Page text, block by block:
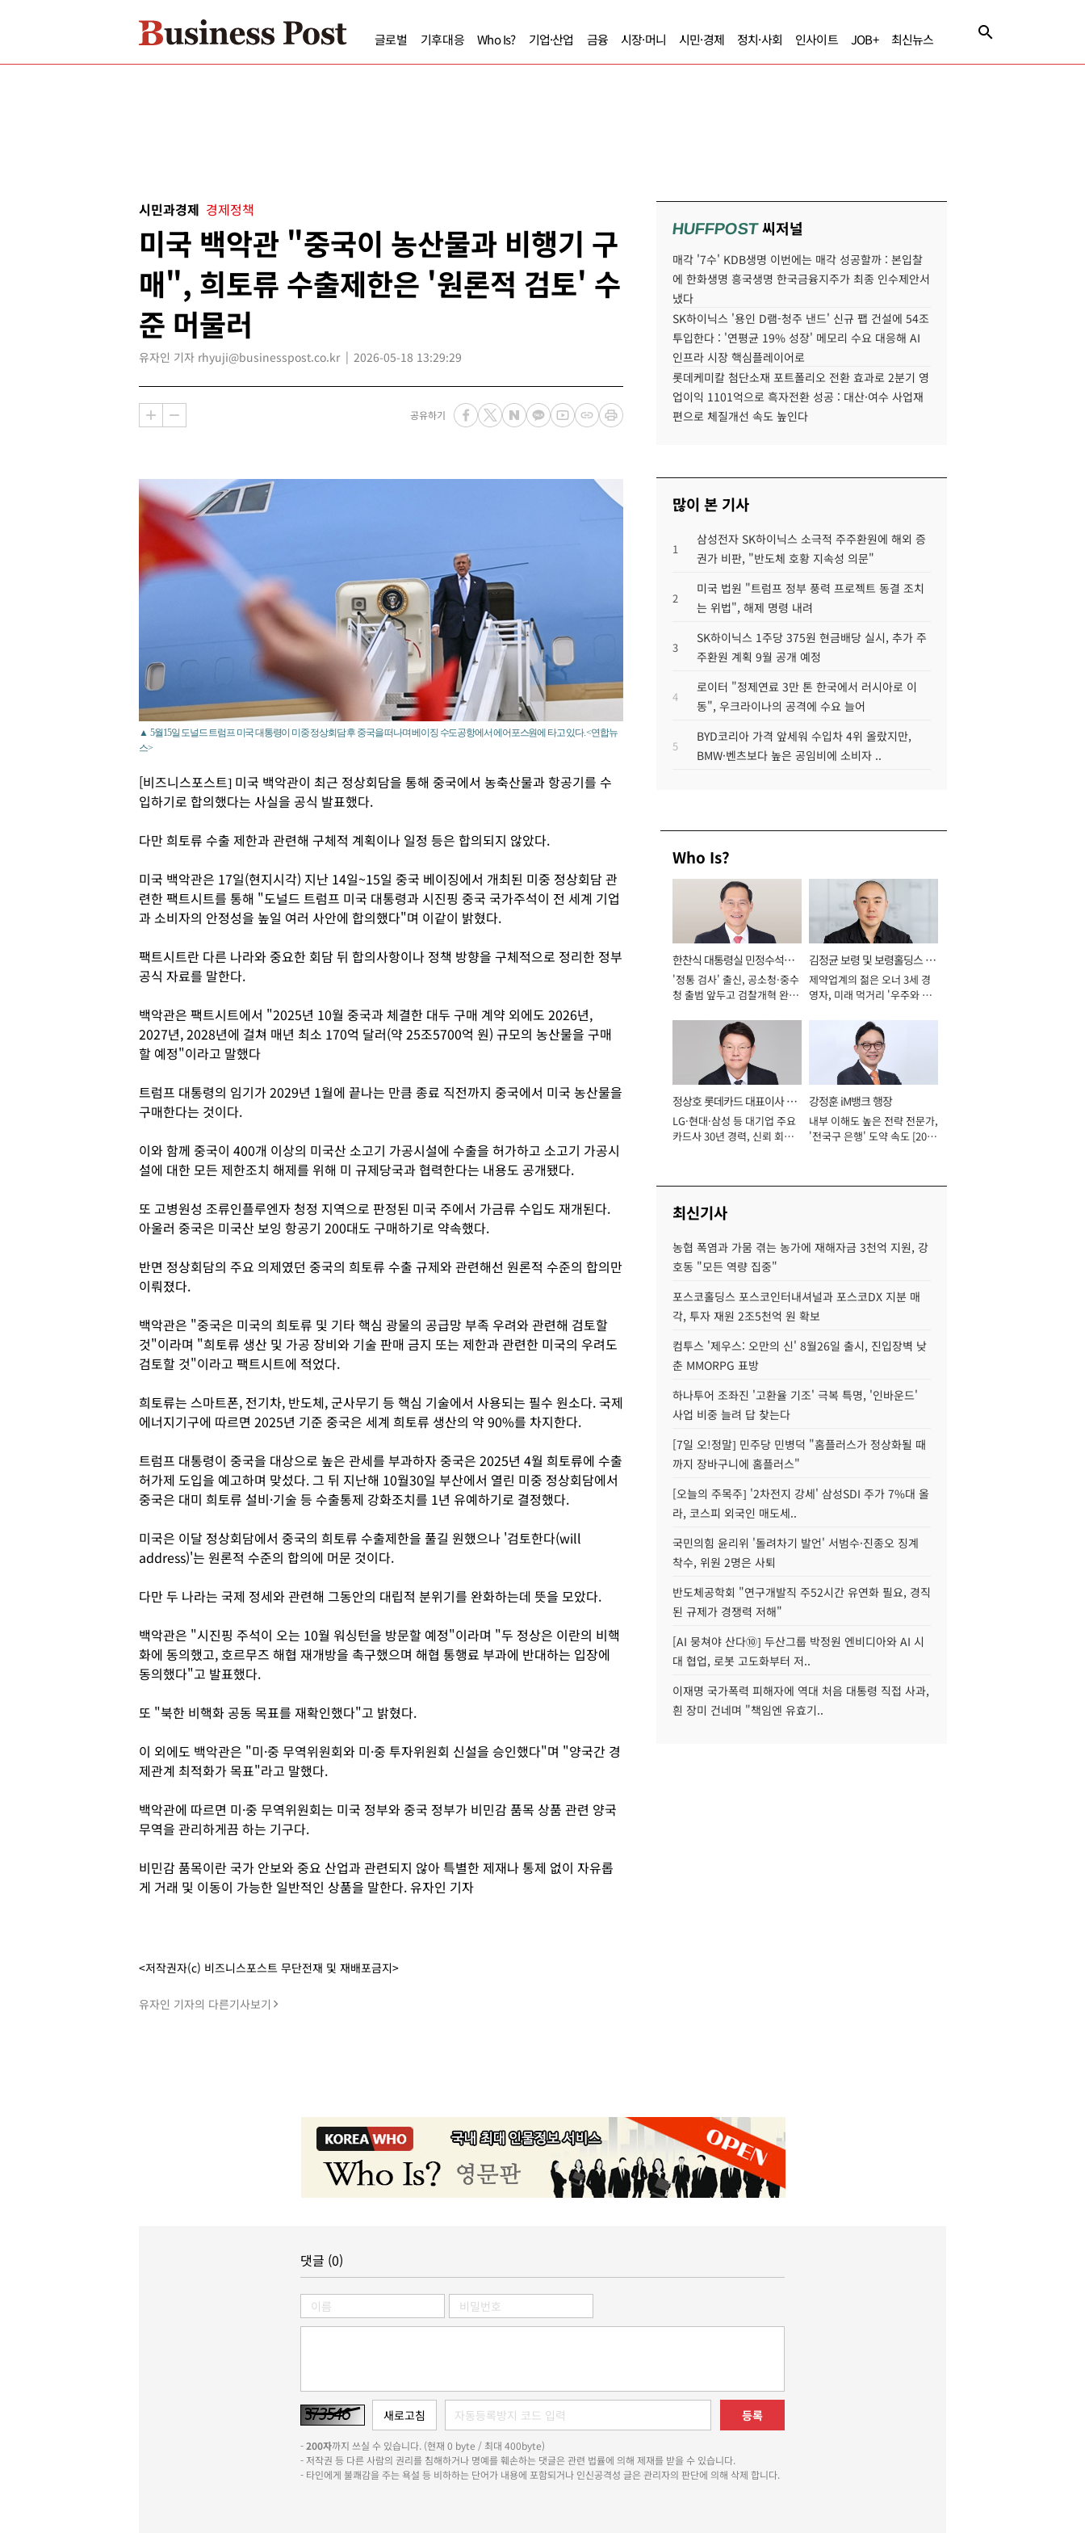
글로벌 기후대응 Who Is? 기업·산업 금융 시장·머니 시민·경제 정치·사회 인사이트 JOB+ 최신뉴스
시민과경제 경제정책
미국 백악관 "중국이 농산물과 비행기 구
매", 희토류 수출제한은 '원론적 검토' 수
준 머물러
유자인 기자 rhyuji@businesspost.co.kr 2026-05-18 13:29:29
공유하기
▲ 5월15일 도널드 트럼프 미국 대통령이 미중 정상회담 후 중국을 떠나며 베이징 수도공항에서 에어포스원에 타고 있다. <연합뉴
스>
[비즈니스포스트] 미국 백악관이 최근 정상회담을 통해 중국에서 농축산물과 항공기를 수
입하기로 합의했다는 사실을 공식 발표했다.
다만 희토류 수출 제한과 관련해 구체적 계획이나 일정 등은 합의되지 않았다.
미국 백악관은 17일(현지시각) 지난 14일~15일 중국 베이징에서 개최된 미중 정상회담 관
련한 팩트시트를 통해 "도널드 트럼프 미국 대통령과 시진핑 중국 국가주석이 전 세계 기업
과 소비자의 안정성을 높일 여러 사안에 합의했다"며 이같이 밝혔다.
팩트시트란 다른 나라와 중요한 회담 뒤 합의사항이나 정책 방향을 구체적으로 정리한 정부
공식 자료를 말한다.
백악관은 팩트시트에서 "2025년 10월 중국과 체결한 대두 구매 계약 외에도 2026년,
2027년, 2028년에 걸쳐 매년 최소 170억 달러(약 25조5700억 원) 규모의 농산물을 구매
할 예정"이라고 말했다
트럼프 대통령의 임기가 2029년 1월에 끝나는 만큼 종료 직전까지 중국에서 미국 농산물을
구매한다는 것이다.
이와 함께 중국이 400개 이상의 미국산 소고기 가공시설에 수출을 허가하고 소고기 가공시
설에 대한 모든 제한조치 해제를 위해 미 규제당국과 협력한다는 내용도 공개됐다.
또 고병원성 조류인플루엔자 청정 지역으로 판정된 미국 주에서 가금류 수입도 재개된다.
아울러 중국은 미국산 보잉 항공기 200대도 구매하기로 약속했다.
반면 정상회담의 주요 의제였던 중국의 희토류 수출 규제와 관련해선 원론적 수준의 합의만
이뤄졌다.
백악관은 "중국은 미국의 희토류 및 기타 핵심 광물의 공급망 부족 우려와 관련해 검토할
것"이라며 "희토류 생산 및 가공 장비와 기술 판매 금지 또는 제한과 관련한 미국의 우려도
검토할 것"이라고 팩트시트에 적었다.
희토류는 스마트폰, 전기차, 반도체, 군사무기 등 핵심 기술에서 사용되는 필수 원소다. 국제
에너지기구에 따르면 2025년 기준 중국은 세계 희토류 생산의 약 90%를 차지한다.
트럼프 대통령이 중국을 대상으로 높은 관세를 부과하자 중국은 2025년 4월 희토류에 수출
허가제 도입을 예고하며 맞섰다. 그 뒤 지난해 10월30일 부산에서 열린 미중 정상회담에서
중국은 대미 희토류 설비·기술 등 수출통제 강화조치를 1년 유예하기로 결정했다.
미국은 이달 정상회담에서 중국의 희토류 수출제한을 풀길 원했으나 '검토한다(will
address)'는 원론적 수준의 합의에 머문 것이다.
다만 두 나라는 국제 정세와 관련해 그동안의 대립적 분위기를 완화하는데 뜻을 모았다.
백악관은 "시진핑 주석이 오는 10월 워싱턴을 방문할 예정"이라며 "두 정상은 이란의 비핵
화에 동의했고, 호르무즈 해협 재개방을 촉구했으며 해협 통행료 부과에 반대하는 입장에
동의했다"고 발표했다.
또 "북한 비핵화 공동 목표를 재확인했다"고 밝혔다.
이 외에도 백악관은 "미·중 무역위원회와 미·중 투자위원회 신설을 승인했다"며 "양국간 경
제관계 최적화가 목표"라고 말했다.
백악관에 따르면 미·중 무역위원회는 미국 정부와 중국 정부가 비민감 품목 상품 관련 양국
무역을 관리하게끔 하는 기구다.
비민감 품목이란 국가 안보와 중요 산업과 관련되지 않아 특별한 제재나 통제 없이 자유롭
게 거래 및 이동이 가능한 일반적인 상품을 말한다. 유자인 기자
<저작권자(c) 비즈니스포스트 무단전재 및 재배포금지>
유자인 기자의 다른기사보기
HUFFPOST씨저널
매각 '7수' KDB생명 이번에는 매각 성공할까 : 본입찰
에 한화생명 흥국생명 한국금융지주가 최종 인수제안서
냈다
SK하이닉스 '용인 D램-청주 낸드' 신규 팹 건설에 54조
투입한다 : '연평균 19% 성장' 메모리 수요 대응해 AI
인프라 시장 핵심플레이어로
롯데케미칼 첨단소재 포트폴리오 전환 효과로 2분기 영
업이익 1101억으로 흑자전환 성공 : 대산·여수 사업재
편으로 체질개선 속도 높인다
많이 본 기사
1
삼성전자 SK하이닉스 소극적 주주환원에 해외 증
권가 비판, "반도체 호황 지속성 의문"
2
미국 법원 "트럼프 정부 풍력 프로젝트 동결 조치
는 위법", 해제 명령 내려
3
SK하이닉스 1주당 375원 현금배당 실시, 추가 주
주환원 계획 9월 공개 예정
4
로이터 "정제연료 3만 톤 한국에서 러시아로 이
동", 우크라이나의 공격에 수요 늘어
5
BYD코리아 가격 앞세워 수입차 4위 올랐지만,
BMW·벤츠보다 높은 공임비에 소비자 ..
Who Is?
한찬식 대통령실 민정수석비
서관
'정통 검사' 출신, 공소청·중수
청 출범 앞두고 검찰개혁 완수
김정균 보령 및 보령홀딩스 대
표이사 사장
제약업계의 젊은 오너 3세 경
영자, 미래 먹거리 '우주와 헬
정상호 롯데카드 대표이사 사
장
LG·현대·삼성 등 대기업 주요
카드사 30년 경력, 신뢰 회복
강정훈 iM뱅크 행장
내부 이해도 높은 전략 전문가,
'전국구 은행' 도약 속도 [2026
최신기사
농협 폭염과 가뭄 겪는 농가에 재해자금 3천억 지원, 강
호동 "모든 역량 집중"
포스코홀딩스 포스코인터내셔널과 포스코DX 지분 매
각, 투자 재원 2조5천억 원 확보
컴투스 '제우스: 오만의 신' 8월26일 출시, 진입장벽 낮
춘 MMORPG 표방
하나투어 조좌진 '고환율 기조' 극복 특명, '인바운드'
사업 비중 늘려 답 찾는다
[7일 오!정말] 민주당 민병덕 "홈플러스가 정상화될 때
까지 장바구니에 홈플러스"
[오늘의 주목주] '2차전지 강세' 삼성SDI 주가 7%대 올
라, 코스피 외국인 매도세..
국민의힘 윤리위 '돌려차기 발언' 서범수·진종오 징계
착수, 위원 2명은 사퇴
반도체공학회 "연구개발직 주52시간 유연화 필요, 경직
된 규제가 경쟁력 저해"
[AI 뭉쳐야 산다⑩] 두산그룹 박정원 엔비디아와 AI 시
대 협업, 로봇 고도화부터 저..
이재명 국가폭력 피해자에 역대 처음 대통령 직접 사과,
흰 장미 건네며 "책임엔 유효기..
댓글 (0)
등록
-200자까지 쓰실 수 있습니다. (현재 0 byte / 최대 400byte)
- 저작권 등 다른 사람의 권리를 침해하거나 명예를 훼손하는 댓글은 관련 법률에 의해 제재를 받을 수 있습니다.
- 타인에게 불쾌감을 주는 욕설 등 비하하는 단어가 내용에 포함되거나 인신공격성 글은 관리자의 판단에 의해 삭제 합니다.